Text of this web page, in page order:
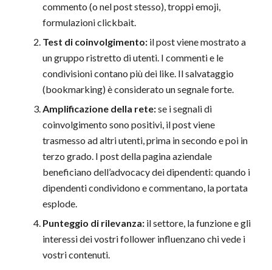
commento (o nel post stesso), troppi emoji,
formulazioni clickbait.
Test di coinvolgimento:il post viene mostrato a
un gruppo ristretto di utenti. I commenti e le
condivisioni contano più dei like. Il salvataggio
(bookmarking) è considerato un segnale forte.
Amplificazione della rete:se i segnali di
coinvolgimento sono positivi, il post viene
trasmesso ad altri utenti, prima in secondo e poi in
terzo grado. I post della pagina aziendale
beneficiano dell’advocacy dei dipendenti: quando i
dipendenti condividono e commentano, la portata
esplode.
Punteggio di rilevanza:il settore, la funzione e gli
interessi dei vostri follower influenzano chi vede i
vostri contenuti.